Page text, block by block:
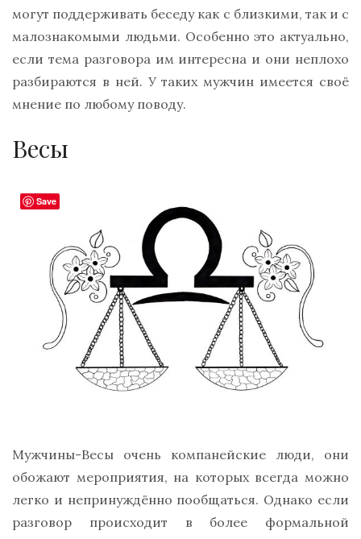
могут поддерживать беседу как с близкими, так и с
малознакомыми людьми. Особенно это актуально,
если тема разговора им интересна и они неплохо
разбираются в ней. У таких мужчин имеется своё
мнение по любому поводу.
Весы
Мужчины-Весы очень компанейские люди, они
обожают мероприятия, на которых всегда можно
легко и непринуждённо пообщаться. Однако если
разговор происходит в более формальной
Save